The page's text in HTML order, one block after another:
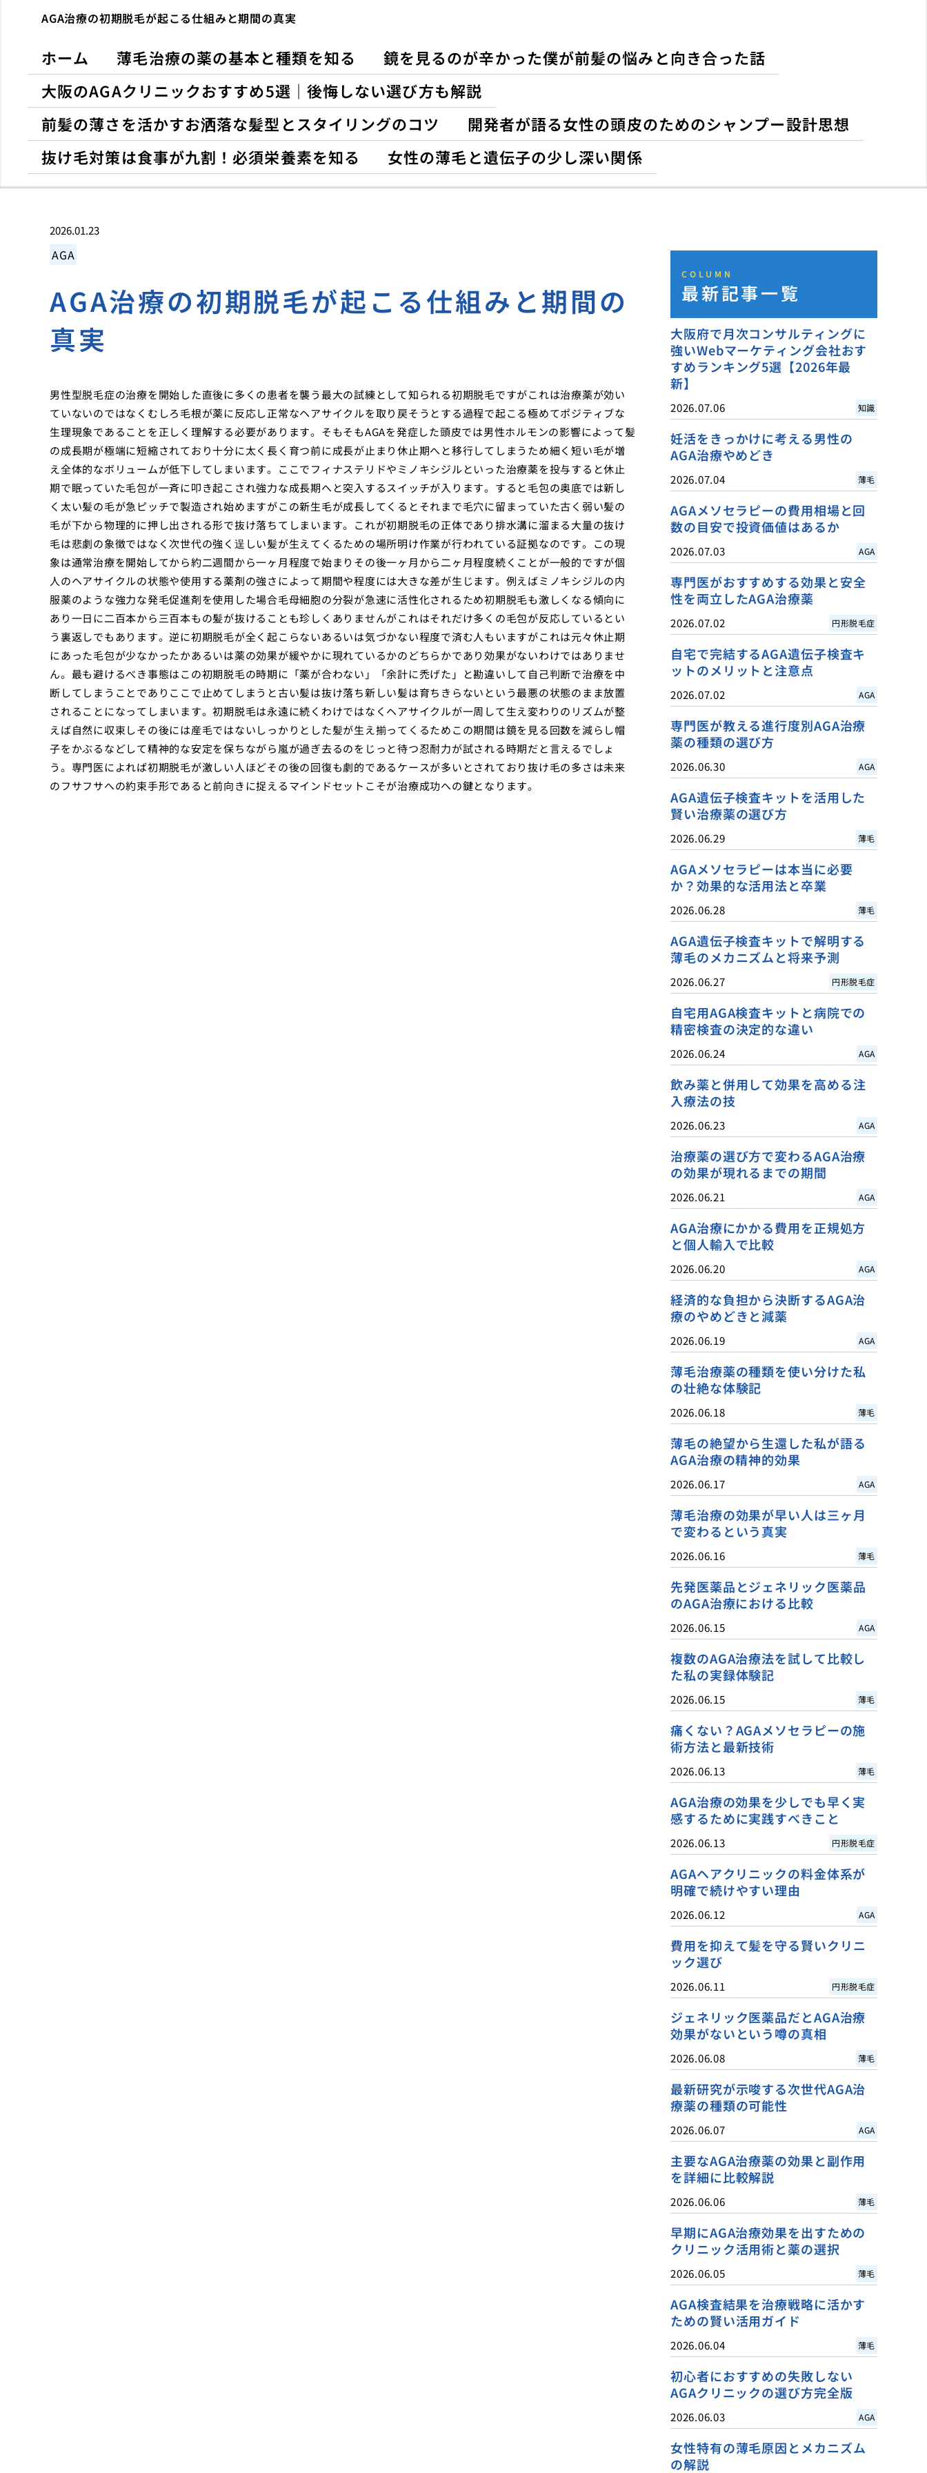
AGA治療の初期脱毛が起こる仕組みと期間の真実
ホーム 薄毛治療の薬の基本と種類を知る
鏡を見るのが辛かった僕が前髪の悩みと向き合った話
大阪のAGAクリニックおすすめ5選｜後悔しない選び方も解説
前髪の薄さを活かすお洒落な髪型とスタイリングのコツ
開発者が語る女性の頭皮のためのシャンプー設計思想
抜け毛対策は食事が九割！必須栄養素を知る
女性の薄毛と遺伝子の少し深い関係
2026.01.23
AGA
AGA治療の初期脱毛が起こる仕組みと期間の
真実
男性型脱毛症の治療を開始した直後に多くの患者を襲う最大の試練として知られる初期脱毛ですがこれは治療薬が効い
ていないのではなくむしろ毛根が薬に反応し正常なヘアサイクルを取り戻そうとする過程で起こる極めてポジティブな
生理現象であることを正しく理解する必要があります。そもそもAGAを発症した頭皮では男性ホルモンの影響によって髪
の成長期が極端に短縮されており十分に太く長く育つ前に成長が止まり休止期へと移行してしまうため細く短い毛が増
え全体的なボリュームが低下してしまいます。ここでフィナステリドやミノキシジルといった治療薬を投与すると休止
期で眠っていた毛包が一斉に叩き起こされ強力な成長期へと突入するスイッチが入ります。すると毛包の奥底では新し
く太い髪の毛が急ピッチで製造され始めますがこの新生毛が成長してくるとそれまで毛穴に留まっていた古く弱い髪の
毛が下から物理的に押し出される形で抜け落ちてしまいます。これが初期脱毛の正体であり排水溝に溜まる大量の抜け
毛は悲劇の象徴ではなく次世代の強く逞しい髪が生えてくるための場所明け作業が行われている証拠なのです。この現
象は通常治療を開始してから約二週間から一ヶ月程度で始まりその後一ヶ月から二ヶ月程度続くことが一般的ですが個
人のヘアサイクルの状態や使用する薬剤の強さによって期間や程度には大きな差が生じます。例えばミノキシジルの内
服薬のような強力な発毛促進剤を使用した場合毛母細胞の分裂が急速に活性化されるため初期脱毛も激しくなる傾向に
あり一日に二百本から三百本もの髪が抜けることも珍しくありませんがこれはそれだけ多くの毛包が反応しているとい
う裏返しでもあります。逆に初期脱毛が全く起こらないあるいは気づかない程度で済む人もいますがこれは元々休止期
にあった毛包が少なかったかあるいは薬の効果が緩やかに現れているかのどちらかであり効果がないわけではありませ
ん。最も避けるべき事態はこの初期脱毛の時期に「薬が合わない」「余計に禿げた」と勘違いして自己判断で治療を中
断してしまうことでありここで止めてしまうと古い髪は抜け落ち新しい髪は育ちきらないという最悪の状態のまま放置
されることになってしまいます。初期脱毛は永遠に続くわけではなくヘアサイクルが一周して生え変わりのリズムが整
えば自然に収束しその後には産毛ではないしっかりとした髪が生え揃ってくるためこの期間は鏡を見る回数を減らし帽
子をかぶるなどして精神的な安定を保ちながら嵐が過ぎ去るのをじっと待つ忍耐力が試される時期だと言えるでしょ
う。専門医によれば初期脱毛が激しい人ほどその後の回復も劇的であるケースが多いとされており抜け毛の多さは未来
のフサフサへの約束手形であると前向きに捉えるマインドセットこそが治療成功への鍵となります。
COLUMN
最新記事一覧
大阪府で月次コンサルティングに
強いWebマーケティング会社おす
すめランキング5選【2026年最
新】
2026.07.06 知識
妊活をきっかけに考える男性の
AGA治療やめどき
2026.07.04 薄毛
AGAメソセラピーの費用相場と回
数の目安で投資価値はあるか
2026.07.03 AGA
専門医がおすすめする効果と安全
性を両立したAGA治療薬
2026.07.02 円形脱毛症
自宅で完結するAGA遺伝子検査キ
ットのメリットと注意点
2026.07.02 AGA
専門医が教える進行度別AGA治療
薬の種類の選び方
2026.06.30 AGA
AGA遺伝子検査キットを活用した
賢い治療薬の選び方
2026.06.29 薄毛
AGAメソセラピーは本当に必要
か？効果的な活用法と卒業
2026.06.28 薄毛
AGA遺伝子検査キットで解明する
薄毛のメカニズムと将来予測
2026.06.27 円形脱毛症
自宅用AGA検査キットと病院での
精密検査の決定的な違い
2026.06.24 AGA
飲み薬と併用して効果を高める注
入療法の技
2026.06.23 AGA
治療薬の選び方で変わるAGA治療
の効果が現れるまでの期間
2026.06.21 AGA
AGA治療にかかる費用を正規処方
と個人輸入で比較
2026.06.20 AGA
経済的な負担から決断するAGA治
療のやめどきと減薬
2026.06.19 AGA
薄毛治療薬の種類を使い分けた私
の壮絶な体験記
2026.06.18 薄毛
薄毛の絶望から生還した私が語る
AGA治療の精神的効果
2026.06.17 AGA
薄毛治療の効果が早い人は三ヶ月
で変わるという真実
2026.06.16 薄毛
先発医薬品とジェネリック医薬品
のAGA治療における比較
2026.06.15 AGA
複数のAGA治療法を試して比較し
た私の実録体験記
2026.06.15 薄毛
痛くない？AGAメソセラピーの施
術方法と最新技術
2026.06.13 薄毛
AGA治療の効果を少しでも早く実
感するために実践すべきこと
2026.06.13 円形脱毛症
AGAヘアクリニックの料金体系が
明確で続けやすい理由
2026.06.12 AGA
費用を抑えて髪を守る賢いクリニ
ック選び
2026.06.11 円形脱毛症
ジェネリック医薬品だとAGA治療
効果がないという噂の真相
2026.06.08 薄毛
最新研究が示唆する次世代AGA治
療薬の種類の可能性
2026.06.07 AGA
主要なAGA治療薬の効果と副作用
を詳細に比較解説
2026.06.06 薄毛
早期にAGA治療効果を出すための
クリニック活用術と薬の選択
2026.06.05 薄毛
AGA検査結果を治療戦略に活かす
ための賢い活用ガイド
2026.06.04 薄毛
初心者におすすめの失敗しない
AGAクリニックの選び方完全版
2026.06.03 AGA
女性特有の薄毛原因とメカニズム
の解説